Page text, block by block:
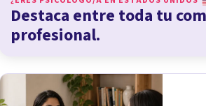
Destaca entre toda tu
profesional.